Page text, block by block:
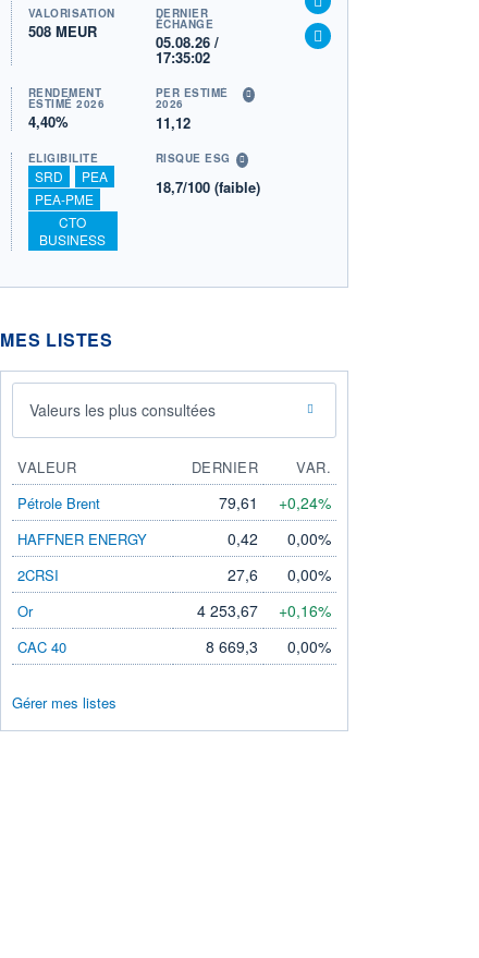
VALORISATION
508 MEUR
DERNIER
ÉCHANGE
05.08.26 /
17:35:02
RENDEMENT
ESTIMÉ 2026
4,40%
PER ESTIMÉ
2026
11,12
ÉLIGIBILITÉ
SRD
PEA
PEA-PME
CTO
BUSINESS
RISQUE ESG
18,7/100 (faible)
MES LISTES
Valeurs les plus consultées
VALEUR DERNIER
VAR.
Pétrole Brent
79,61 +0,24%
HAFFNER ENERGY 0,42 0,00%
2CRSI 27,6 0,00%
Or 4 253,67 +0,16%
CAC 40 8 669,3 0,00%
Gérer mes listes